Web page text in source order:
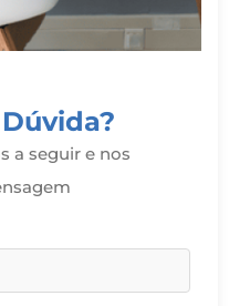
a seguir e nos